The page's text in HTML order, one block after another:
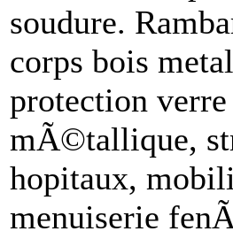
soudure.
corps bois
protection
mÃ©tallique,
hopitaux,
menuiserie